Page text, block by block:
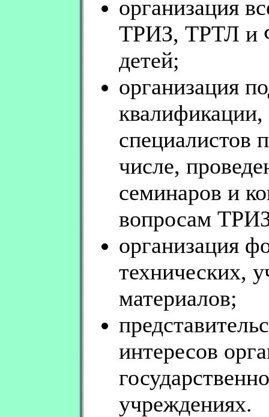
организация
ТРИЗ, ТРТЛ и
детей;
организация
числе,
семинаров и
вопросам
организация
технических,
материалов;
интересов
учреждениях.